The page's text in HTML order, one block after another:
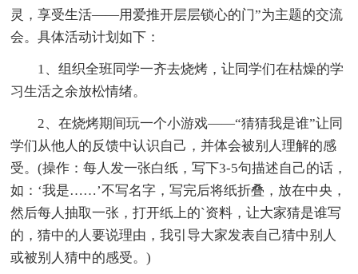
灵，享受生活——用爱推开层层锁心的门”为主题的交流
会。具体活动计划如下：
1、组织全班同学一齐去烧烤，让同学们在枯燥的学
习生活之余放松情绪。
2、在烧烤期间玩一个小游戏——“猜猜我是谁”让同
学们从他人的反馈中认识自己，并体会被别人理解的感
受。(操作：每人发一张白纸，写下3-5句描述自己的话，
如：‘我是……’不写名字，写完后将纸折叠，放在中央，
然后每人抽取一张，打开纸上的`资料，让大家猜是谁写
的，猜中的人要说理由，我引导大家发表自己猜中别人
或被别人猜中的感受。)